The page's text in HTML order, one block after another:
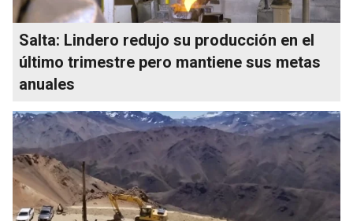
Salta: Lindero redujo su producción en el
último trimestre pero mantiene sus metas
anuales